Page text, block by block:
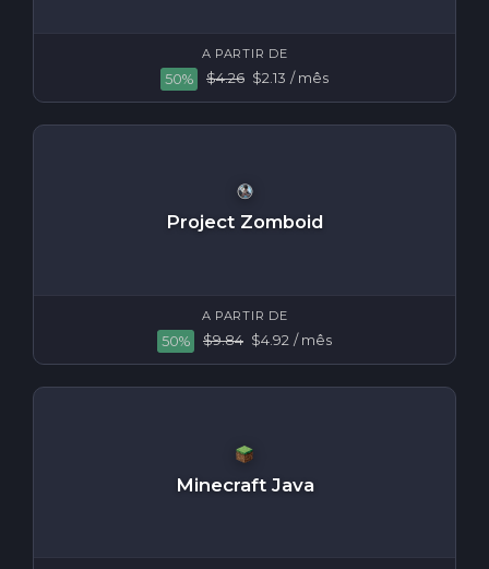
A PARTIR DE
50% $4.26 $2.13 / mês
Project Zomboid
A PARTIR DE
50% $9.84 $4.92 / mês
Minecraft Java